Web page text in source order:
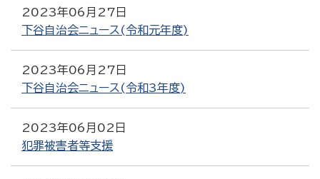
2023年06月27日
下谷自治会ニュース(令和元年度)
2023年06月27日
下谷自治会ニュース(令和3年度)
2023年06月02日
犯罪被害者等支援